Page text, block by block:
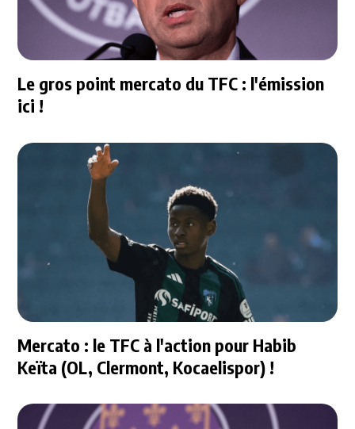
Le gros point mercato du TFC : l'émission
ici !
Mercato : le TFC à l'action pour Habib
Keïta (OL, Clermont, Kocaelispor) !